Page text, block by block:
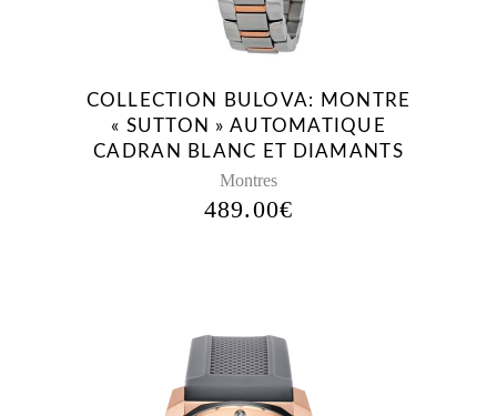
COLLECTION BULOVA: MONTRE
« SUTTON » AUTOMATIQUE
CADRAN BLANC ET DIAMANTS
Montres
489.00€